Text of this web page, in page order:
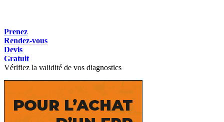
Prenez
Rendez-vous
Devis
Gratuit
Vérifiez la validité de vos diagnostics